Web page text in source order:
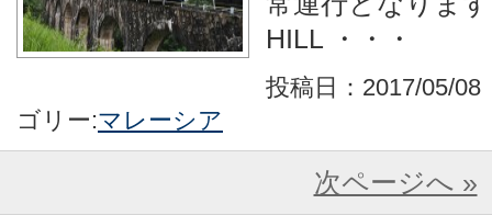
HILL ・・・
投稿日：2017/05/
ゴリー:マレーシア
次ページへ »